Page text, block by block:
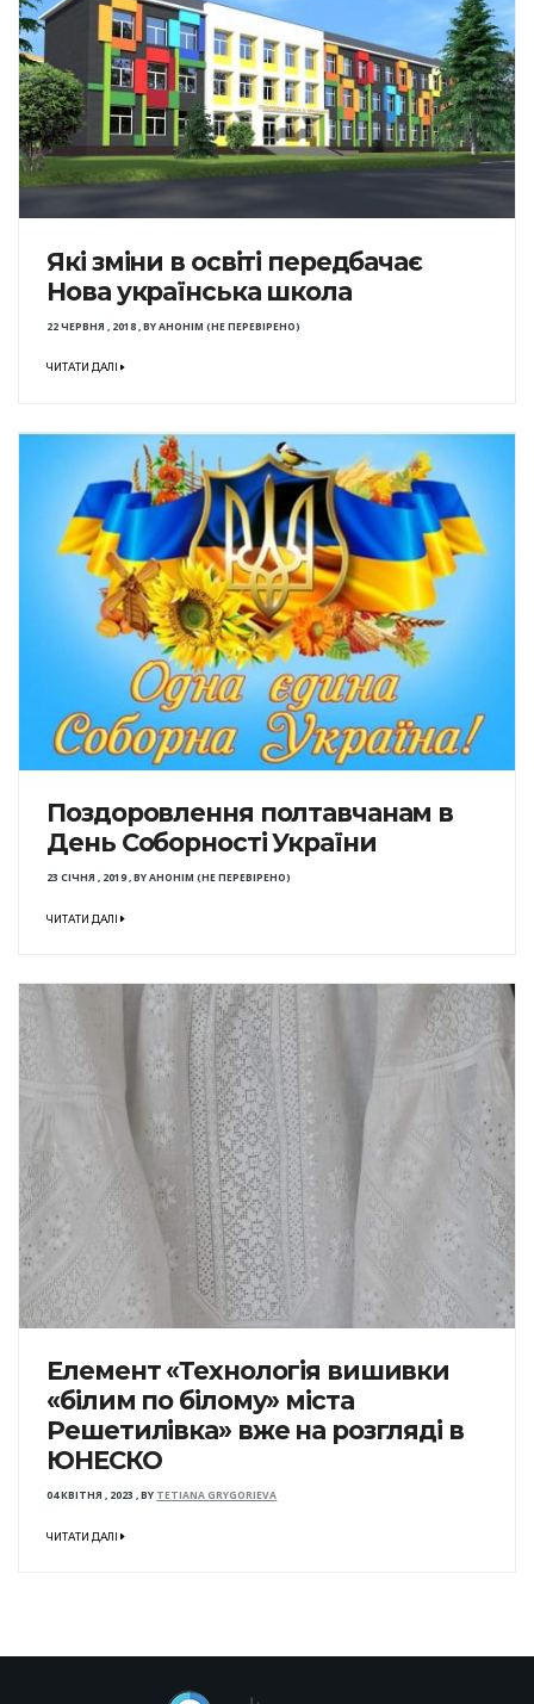
Які зміни в освіті передбачає
Нова українська школа
22 ЧЕРВНЯ , 2018,BYАНОНІМ (НЕ ПЕРЕВІРЕНО)
ЧИТАТИ ДАЛІ
Поздоровлення полтавчанам в
День Соборності України
23 СІЧНЯ , 2019,BYАНОНІМ (НЕ ПЕРЕВІРЕНО)
ЧИТАТИ ДАЛІ
Елемент «Технологія вишивки
«білим по білому» міста
Решетилівка» вже на розгляді в
ЮНЕСКО
04 КВІТНЯ , 2023 ,BY TETIANA GRYGORIEVA
ЧИТАТИ ДАЛІ